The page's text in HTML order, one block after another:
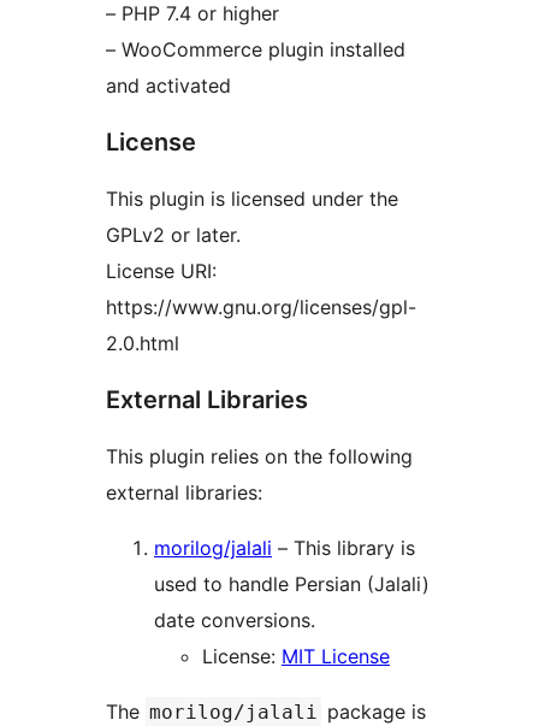
– PHP 7.4 or higher
– WooCommerce plugin installed
and activated
License
This plugin is licensed under the
GPLv2 or later.
License URI:
https://www.gnu.org/licenses/gpl-
2.0.html
External Libraries
This plugin relies on the following
external libraries:
morilog/jalali – This library is
used to handle Persian (Jalali)
date conversions.
License: MIT License
The morilog/jalali package is